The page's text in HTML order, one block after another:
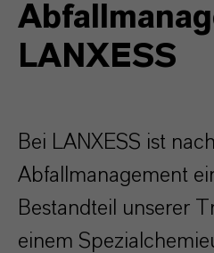
LANXESS
Bei LANXESS ist
Abfallmanagement
Bestandteil unserer
einem